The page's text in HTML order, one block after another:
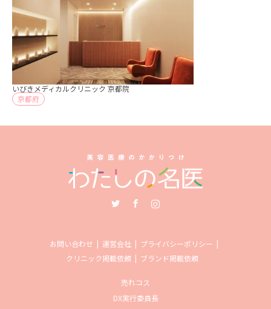
いびきメディカルクリニック 京都院
京都府
お問い合わせ 運営会社
プライバシーポリシー
クリニック掲載依頼
ブランド掲載依頼
売れコス
DX実行委員長